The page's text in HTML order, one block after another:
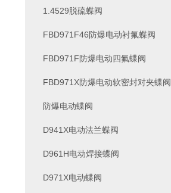
1.4529脱硫蝶阀
FBD971F46防爆电动衬氟蝶阀
FBD971F防爆电动四氟蝶阀
FBD971X防爆电动软密封对夹蝶阀
防爆电动蝶阀
D941X电动法兰蝶阀
D961H电动焊接蝶阀
D971X电动蝶阀